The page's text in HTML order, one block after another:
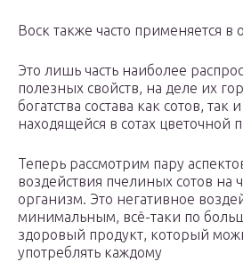
Воск также часто применяется в
Это лишь часть наиболее
полезных свойств, на деле их
богатства состава как сотов, так
находящейся в сотах цветочной
Теперь рассмотрим пару
воздействия пчелиных сотов на
организм. Это негативное
минимальным, всё-таки по
здоровый продукт, который
употреблять каждому